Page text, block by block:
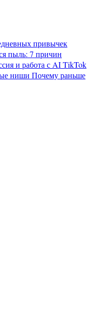
привычек
пыль: 7 причин
и работа с AITikTok
ниши Почему раньше